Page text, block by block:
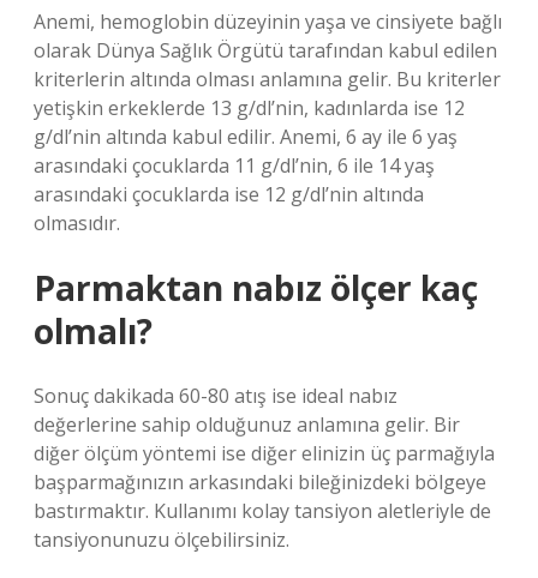
Anemi, hemoglobin düzeyinin yaşa ve cinsiyete bağlı
olarak Dünya Sağlık Örgütü tarafından kabul edilen
kriterlerin altında olması anlamına gelir. Bu kriterler
yetişkin erkeklerde 13 g/dl’nin, kadınlarda ise 12
g/dl’nin altında kabul edilir. Anemi, 6 ay ile 6 yaş
arasındaki çocuklarda 11 g/dl’nin, 6 ile 14 yaş
arasındaki çocuklarda ise 12 g/dl’nin altında
olmasıdır.
Parmaktan nabız ölçer kaç
olmalı?
Sonuç dakikada 60-80 atış ise ideal nabız
değerlerine sahip olduğunuz anlamına gelir. Bir
diğer ölçüm yöntemi ise diğer elinizin üç parmağıyla
başparmağınızın arkasındaki bileğinizdeki bölgeye
bastırmaktır. Kullanımı kolay tansiyon aletleriyle de
tansiyonunuzu ölçebilirsiniz.